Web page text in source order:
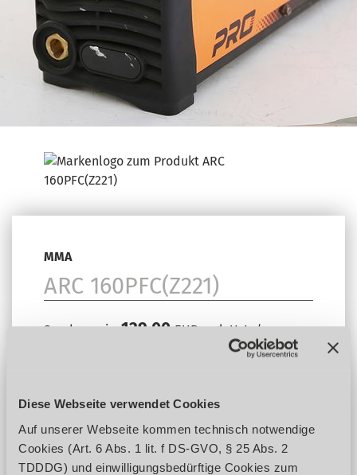
Diese Webseite verwendet Cookies
Auf unserer Webseite kommen technisch notwendige
Cookies (Art. 6 Abs. 1 lit. f DS-GVO, § 25 Abs. 2
TDDDG) und einwilligungsbedürftige Cookies zum
MMA
ARC 160PFC(Z221)
Sonderpreis:129,00EUR zzgl. Ust. /
Preise sind unverbindliche Preisempfehlungen. Preise des
Art.-Nr. MU70100-64
Haben Sie Interesse an diesem Produkt?